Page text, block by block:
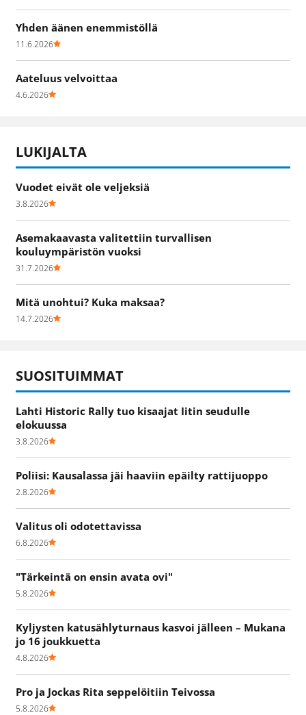
Yhden äänen enemmistöllä
11.6.2026
Aateluus velvoittaa
4.6.2026
LUKIJALTA
Vuodet eivät ole veljeksiä
3.8.2026
Asemakaavasta valitettiin turvallisen
kouluympäristön vuoksi
31.7.2026
Mitä unohtui? Kuka maksaa?
14.7.2026
SUOSITUIMMAT
Lahti Historic Rally tuo kisaajat Iitin seudulle
elokuussa
3.8.2026
Poliisi: Kausalassa jäi haaviin epäilty rattijuoppo
2.8.2026
Valitus oli odotettavissa
6.8.2026
"Tärkeintä on ensin avata ovi"
5.8.2026
Kyljysten katusählyturnaus kasvoi jälleen – Mukana
jo 16 joukkuetta
4.8.2026
Pro ja Jockas Rita seppelöitiin Teivossa
5.8.2026